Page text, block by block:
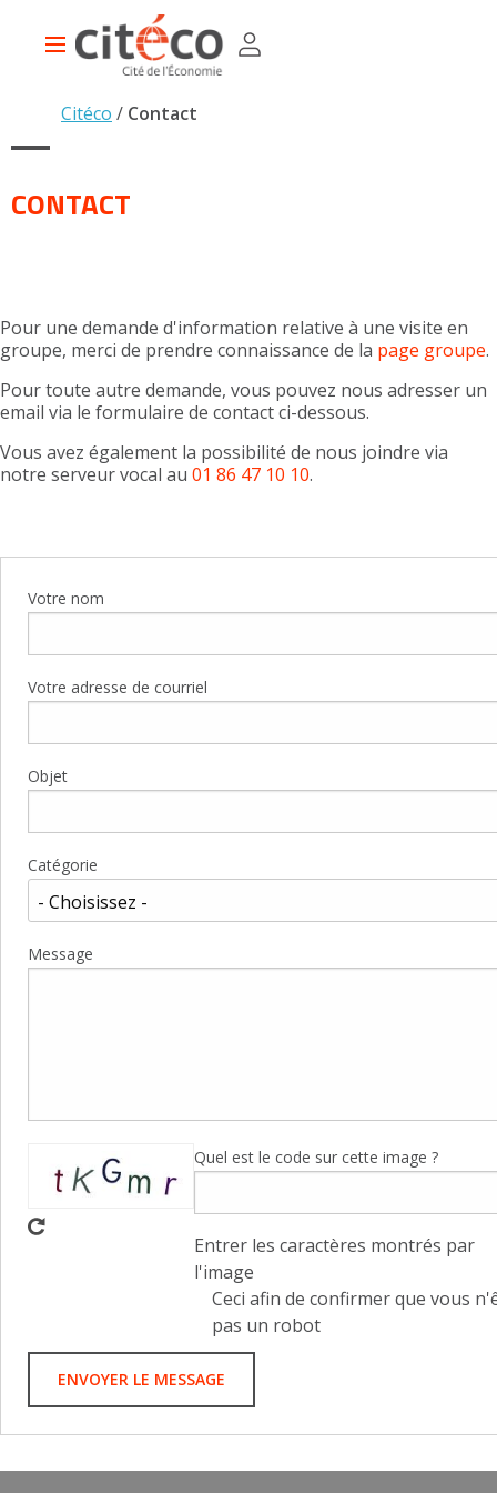
Main
Citéco Contact
CONTACT
Pour une demande d'information relative à une visite en
groupe, merci de prendre connaissance de la page groupe.
Pour toute autre demande, vous pouvez nous adresser un
email via le formulaire de contact ci-dessous.
Vous avez également la possibilité de nous joindre via
notre serveur vocal au 01 86 47 10 10.
Votre nom
Votre adresse de courriel
Objet
Catégorie
Message
Quel est le code sur cette image ?
Entrer les caractères montrés par
l'image
Ceci afin de confirmer que vous
pas un robot
Panneau de gestion des cookies